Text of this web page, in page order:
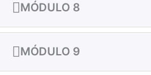
MÓDULO 8
MÓDULO 9